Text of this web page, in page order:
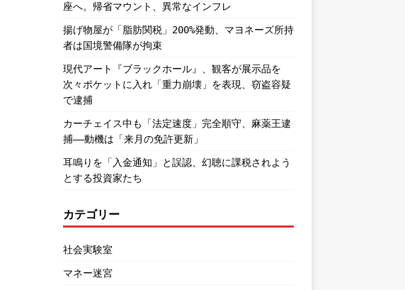
座へ。帰省マウント、異常なインフレ
揚げ物屋が「脂肪関税」200%発動、マヨネーズ所持
者は国境警備隊が拘束
現代アート『ブラックホール』、観客が展示品を
次々ポケットに入れ「重力崩壊」を表現、窃盗容疑
で逮捕
カーチェイス中も「法定速度」完全順守、麻薬王逮
捕――動機は「来月の免許更新」
耳鳴りを「入金通知」と誤認、幻聴に課税されよう
とする投資家たち
カテゴリー
社会実験室
マネー迷宮